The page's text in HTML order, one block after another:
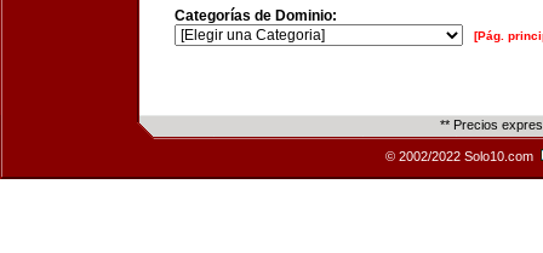
Categorías de Dominio:
[Pág.
** Precios
© 2002/2022 Solo10.com